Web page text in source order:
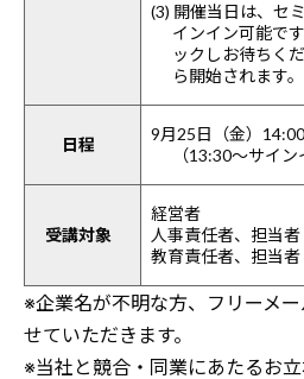
(3) 開催当日は、セ
インイン可能で
ックしお待ちく
ら開始されます。
日程
9月25日（金）
（13:30～サイン
受講対象
経営者
人事責任者、担当者
教育責任者、担当者
※企業名が不明な方、フリーメ
せていただきます。
※当社と競合・同業にあたるお